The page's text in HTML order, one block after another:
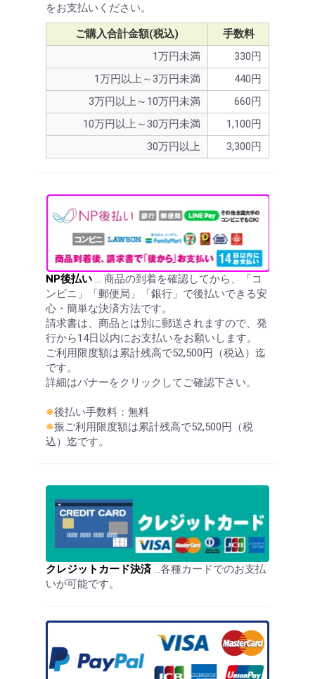
をお支払いください。
ご購入合計金額(税込)
手数料
1万円未満
330円
1万円以上～3万円未満
440円
3万円以上～10万円未満
660円
10万円以上～30万円未満
1,100円
30万円以上
3,300円
NP後払い … 商品の到着を確認してから、「コ
ンビニ」「郵便局」「銀行」で後払いできる安
心・簡単な決済方法です。
請求書は、商品とは別に郵送されますので、発
行から14日以内にお支払いをお願いします。
ご利用限度額は累計残高で52,500円（税込）迄
です。
詳細はバナーをクリックしてご確認下さい。
※後払い手数料：無料
※振ご利用限度額は累計残高で52,500円（税
込）迄です。
クレジットカード決済…各種カードでのお支払
いが可能です。